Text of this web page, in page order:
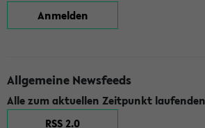
Anmelden
Allgemeine Newsfeeds
Alle zum aktuellen Zeitpunkt
RSS 2.0